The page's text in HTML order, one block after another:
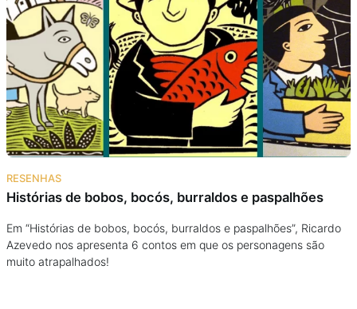
E-Books
Eventos
Podcast
Assine
Taba na Escola
RESENHAS
Histórias de bobos, bocós, burraldos e paspalhões
Em “Histórias de bobos, bocós, burraldos e paspalhões”, Ricardo
Azevedo nos apresenta 6 contos em que os personagens são
muito atrapalhados!